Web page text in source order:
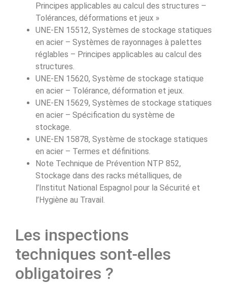
Principes applicables au calcul des structures –
Tolérances, déformations et jeux »
UNE-EN 15512, Systèmes de stockage statiques
en acier – Systèmes de rayonnages à palettes
réglables – Principes applicables au calcul des
structures.
UNE-EN 15620, Système de stockage statique
en acier – Tolérance, déformation et jeux.
UNE-EN 15629, Systèmes de stockage statiques
en acier – Spécification du système de
stockage.
UNE-EN 15878, Système de stockage statiques
en acier – Termes et définitions.
Note Technique de Prévention NTP 852,
Stockage dans des racks métalliques, de
l’Institut National Espagnol pour la Sécurité et
l’Hygiène au Travail.
Les inspections
techniques sont-elles
obligatoires ?